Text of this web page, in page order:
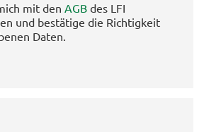
mit den AGB des LFI
und bestätige die Richtigkeit
Daten.